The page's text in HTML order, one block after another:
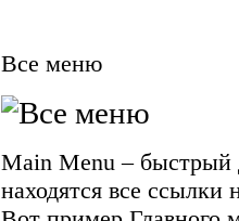
Все меню
Main Menu – быстрый
находятся все ссылки